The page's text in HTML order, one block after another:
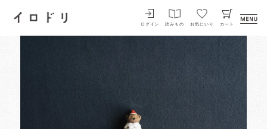
イロドリ
ログイン 読みもの お気にいり カート